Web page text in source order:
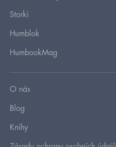
Storki
Humblok
HumbookMag
O nás
Blog
Knihy